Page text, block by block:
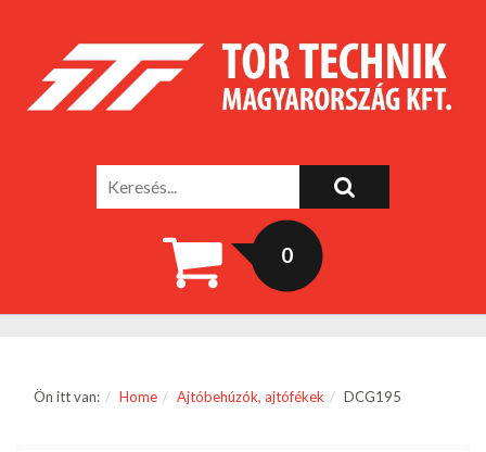
0
Ön itt van: Home Ajtóbehúzók, ajtófékek DCG195